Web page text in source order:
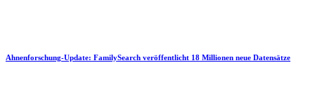
Ahnenforschung-Update: FamilySearch veröffentlicht 18 Millionen neue Datensätze